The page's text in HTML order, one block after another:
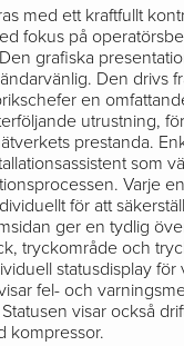
med ett kraftfullt
fokus på
grafiska
Den drivs
en
utrustning,
prestanda.
som
Varje
för att
ger en tydlig
tryckområde och
statusdisplay
fel- och
visar också
kompressor.